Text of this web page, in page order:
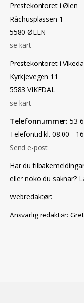
Prestekontoret i Ølen
Rådhusplassen 1
5580 ØLEN
se kart
Prestekontoret i Vikedal
Kyrkjevegen 11
5583 VIKEDAL
se kart
Telefonnummer: 53
Telefontid kl. 08.00 -
Send e-post
Har du
eller noko du saknar?
Webredaktør:
Ansvarlig redaktør: